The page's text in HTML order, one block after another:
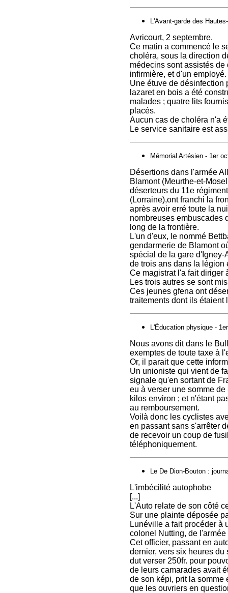
L'Avant-garde des
Avricourt, 2 septembre.
Ce matin a commencé le
choléra, sous la direction
médecins sont assistés
infirmière, et d'un employé.
Une étuve de désinfection
lazaret en bois a été
malades ; quatre lits
placés.
Aucun cas de choléra n'a
Le service sanitaire est
Mémorial Artésien - 1er
Désertions dans l'armée
Blamont ‭(Meurthe-et-
déserteurs du 11e
‭(Lorraine),ont franchi la
après avoir erré toute la
nombreuses embuscades
long de la frontière.
L'un d'eux, le nommé
gendarmerie de Blamont
spécial de la gare d'Igney-
de trois ans dans la légion
Ce magistrat l'a fait diriger
Les trois autres se sont
Ces jeunes gfena ont
traitements dont ils ‭étaient
L'Éducation physique -
Nous avons dit dans le
exemptes de toute taxe à
Or, il parait que cette
Un unioniste qui vient de
signale qu'en sortant de
eu à verser une somme
kilos environ ; et n'étant
au remboursement.
Voilà donc les cyclistes
en passant sans s'arrêter
de recevoir un coup de
téléphoniquement.
Le De Dion-Bouton :
L'imbécilité autophobe
[...]
L'Auto relate de son côté
Sur une plainte déposée
Lunéville a fait procéder à
colonel Nutting, de
Cet officier, passant en
dernier, vers six heures du
dut verser 250fr. pour
de leurs camarades avait
de son képi, prit la somme
que les ouvriers en